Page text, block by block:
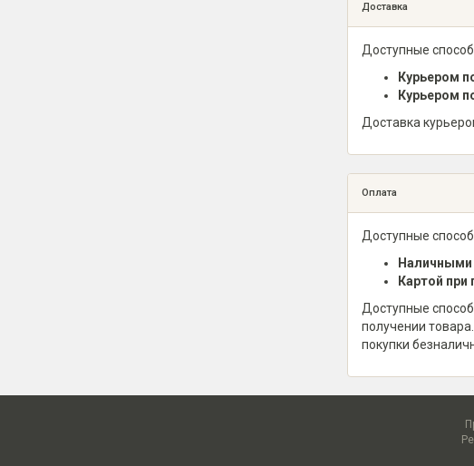
Доставка
Доступные
Курьером
Курьером
Доставка
Оплата
Доступные
Наличными
Картой при
Доступные
получении
покупки